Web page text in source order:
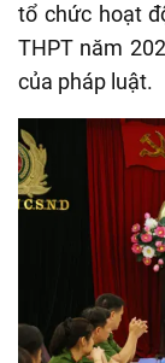
tổ chức hoạt
THPT năm
của pháp luật.